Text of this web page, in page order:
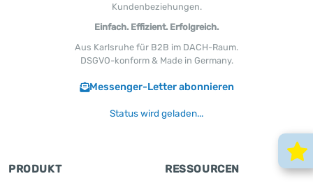
Kundenbeziehungen.
Einfach. Effizient. Erfolgreich.
Aus Karlsruhe für B2B im DACH-Raum.
DSGVO-konform & Made in Germany.
Messenger-Letter abonnieren
Status wird geladen...
PRODUKT RESSOURCEN